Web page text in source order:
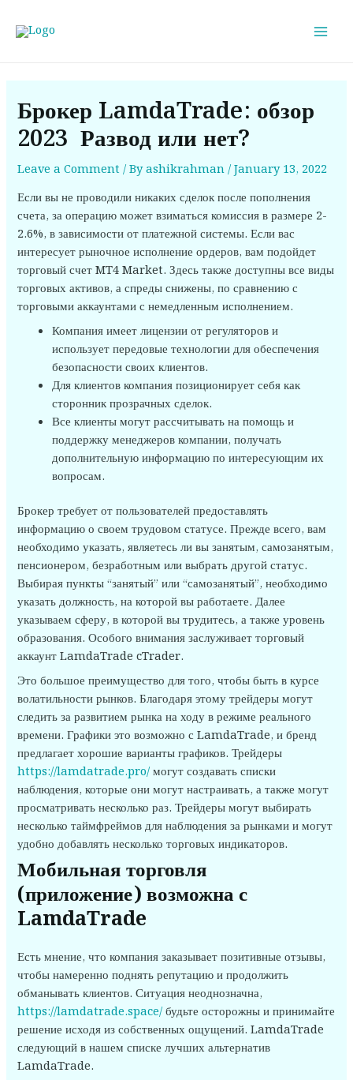
Брокер LamdaTrade: обзор
2023 ️ Развод или нет?
Leave a Comment/ Byashikrahman/January 13, 2022
Если вы не проводили никаких сделок после пополнения
счета, за операцию может взиматься комиссия в размере 2-
2.6%, в зависимости от платежной системы. Если вас
интересует рыночное исполнение ордеров, вам подойдет
торговый счет MT4 Market. Здесь также доступны все виды
торговых активов, а спреды снижены, по сравнению с
торговыми аккаунтами с немедленным исполнением.
Компания имеет лицензии от регуляторов и
использует передовые технологии для обеспечения
безопасности своих клиентов.
Для клиентов компания позиционирует себя как
сторонник прозрачных сделок.
Все клиенты могут рассчитывать на помощь и
поддержку менеджеров компании, получать
дополнительную информацию по интересующим их
вопросам.
Брокер требует от пользователей предоставлять
информацию о своем трудовом статусе. Прежде всего, вам
необходимо указать, являетесь ли вы занятым, самозанятым,
пенсионером, безработным или выбрать другой статус.
Выбирая пункты “занятый” или “самозанятый”, необходимо
указать должность, на которой вы работаете. Далее
указываем сферу, в которой вы трудитесь, а также уровень
образования. Особого внимания заслуживает торговый
аккаунт LamdaTrade cTrader.
Это большое преимущество для того, чтобы быть в курсе
волатильности рынков. Благодаря этому трейдеры могут
следить за развитием рынка на ходу в режиме реального
времени. Графики это возможно с LamdaTrade, и бренд
предлагает хорошие варианты графиков. Трейдеры
https://lamdatrade.pro/могут создавать списки
наблюдения, которые они могут настраивать, а также могут
просматривать несколько раз. Трейдеры могут выбирать
несколько таймфреймов для наблюдения за рынками и могут
удобно добавлять несколько торговых индикаторов.
Мобильная торговля
(приложение) возможна с
LamdaTrade
Есть мнение, что компания заказывает позитивные отзывы,
чтобы намеренно поднять репутацию и продолжить
обманывать клиентов. Ситуация неоднозначна,
https://lamdatrade.space/будьте осторожны и принимайте
решение исходя из собственных ощущений. LamdaTrade
следующий в нашем списке лучших альтернатив
LamdaTrade.
navigation